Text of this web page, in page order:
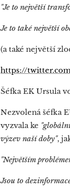
"Je to největší
Je to také největší
(a také největší
https://
Šéfka EK Ursula
Nezvolená šéfka
vyzvala ke
výzev naší doby",
"Největším
Jsou to